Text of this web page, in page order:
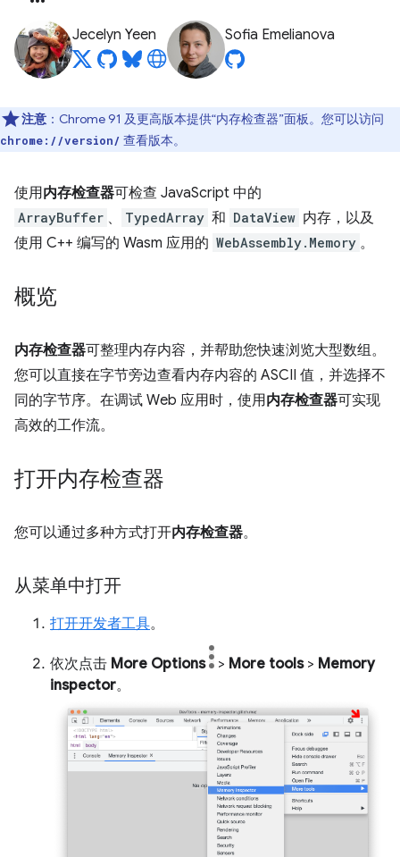
Jecelyn Yeen Sofia Emelianova
注意 ：Chrome 91 及更高版本提供“内存检查器”面板。您可以访问
chrome://version/ 查看版本。
使用内存检查器可检查 JavaScript 中的
ArrayBuffer 、 TypedArray 和 DataView 内存，以及
使用 C++ 编写的 Wasm 应用的 WebAssembly.Memory 。
概览
内存检查器可整理内存内容，并帮助您快速浏览大型数组。
您可以直接在字节旁边查看内存内容的 ASCII 值，并选择不
同的字节序。在调试 Web 应用时，使用内存检查器可实现
高效的工作流。
打开内存检查器
您可以通过多种方式打开内存检查器。
从菜单中打开
打开开发者工具。
依次点击 More Options > More tools> Memory
inspector。